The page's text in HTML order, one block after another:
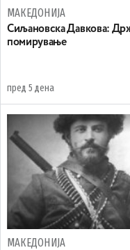
МАКЕДОНИЈА
Сиљановска Давкова:
помирување
пред 5 дена
МАКЕДОНИЈА